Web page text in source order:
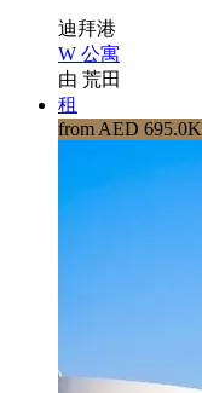
迪拜港
W 公寓
由 荒田
租
from AED 695.0K